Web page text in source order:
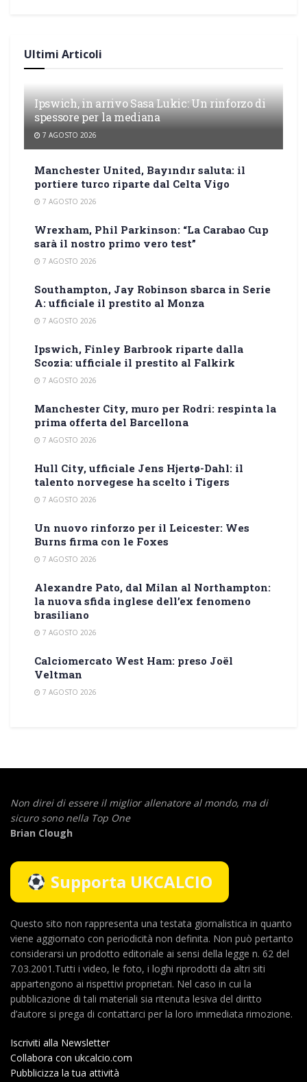
Ultimi Articoli
Ipswich, in arrivo Sasa Lukic: Un rinforzo di
spessore per la mediana
7 AGOSTO 2026
Manchester United, Bayındır saluta: il
portiere turco riparte dal Celta Vigo
7 AGOSTO 2026
Wrexham, Phil Parkinson: “La Carabao Cup
sarà il nostro primo vero test”
7 AGOSTO 2026
Southampton, Jay Robinson sbarca in Serie
A: ufficiale il prestito al Monza
7 AGOSTO 2026
Ipswich, Finley Barbrook riparte dalla
Scozia: ufficiale il prestito al Falkirk
7 AGOSTO 2026
Manchester City, muro per Rodri: respinta la
prima offerta del Barcellona
7 AGOSTO 2026
Hull City, ufficiale Jens Hjertø-Dahl: il
talento norvegese ha scelto i Tigers
7 AGOSTO 2026
Un nuovo rinforzo per il Leicester: Wes
Burns firma con le Foxes
7 AGOSTO 2026
Alexandre Pato, dal Milan al Northampton:
la nuova sfida inglese dell’ex fenomeno
brasiliano
7 AGOSTO 2026
Calciomercato West Ham: preso Joël
Veltman
7 AGOSTO 2026
Non direi di essere il miglior allenatore al mondo, ma di
sicuro sono nella Top One
Brian Clough
Supporta UKCALCIO
Questo sito non rappresenta una testata giornalistica in quanto
viene aggiornato con periodicità non definita. Non può pertanto
considerarsi un prodotto editoriale ai sensi della legge n. 62 del
7.03.2001.Tutti i video, le foto, i loghi riprodotti da altri siti
appartengono ai rispettivi proprietari. Nel caso in cui la
pubblicazione di tali materiali sia ritenuta lesiva del diritto
d’autore si prega di contattarci per la loro immediata rimozione.
Iscriviti alla Newsletter
Collabora con ukcalcio.com
Pubblicizza la tua attività